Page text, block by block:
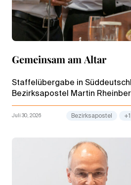
Gemeinsam am Altar
Staffelübergabe in
Bezirksapostel Martin
seinem Vorgänger Michael
Stammapostel Helge
Juli 30, 2026 Bezirksapostel +1